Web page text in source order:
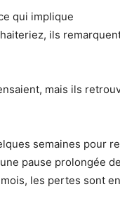
qui implique
ils
mais ils
semaines pour
pause prolongée de
les pertes sont